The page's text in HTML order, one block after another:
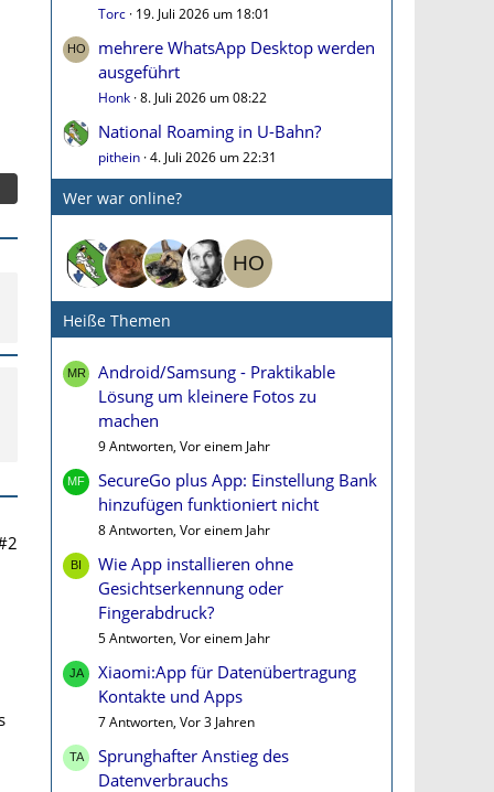
Torc 19. Juli 2026 um 18:01
mehrere WhatsApp Desktop werden
ausgeführt
Honk 8. Juli 2026 um 08:22
National Roaming in U-Bahn?
pithein 4. Juli 2026 um 22:31
Wer war online?
Heiße Themen
Android/Samsung - Praktikable
Lösung um kleinere Fotos zu
machen
9 Antworten, Vor einem Jahr
SecureGo plus App: Einstellung Bank
hinzufügen funktioniert nicht
8 Antworten, Vor einem Jahr
Wie App installieren ohne
Gesichtserkennung oder
Fingerabdruck?
5 Antworten, Vor einem Jahr
Xiaomi:App für Datenübertragung
Kontakte und Apps
7 Antworten, Vor 3 Jahren
Sprunghafter Anstieg des
Datenverbrauchs